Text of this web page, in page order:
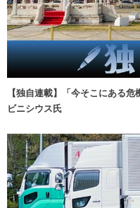
【独自連載】「今そこにある
ビニシウス氏